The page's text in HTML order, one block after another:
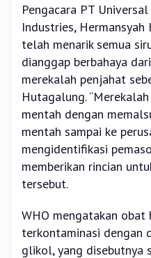
Pengacara PT
Industries,
telah menarik semua
dianggap berbahaya
merekalah penjahat
Hutagalung.
mentah dengan
mentah sampai ke
mengidentifikasi
memberikan rincian
tersebut.
WHO mengatakan obat
terkontaminasi
glikol, yang disebutnya